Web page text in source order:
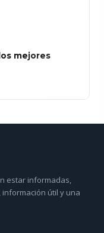
mejores
estar informadas,
útil y una